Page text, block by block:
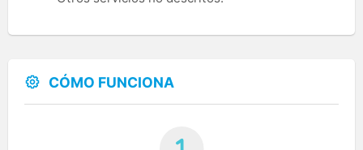
CÓMO FUNCIONA